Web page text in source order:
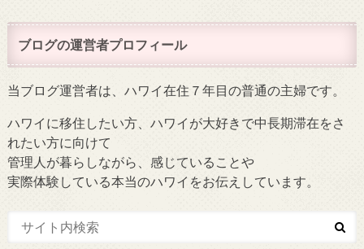
ブログの運営者プロフィール
当ブログ運営者は、ハワイ在住７年目の普通の主婦です。
ハワイに移住したい方、ハワイが大好きで中長期滞在をさ
れたい方に向けて
管理人が暮らしながら、感じていることや
実際体験している本当のハワイをお伝えしています。